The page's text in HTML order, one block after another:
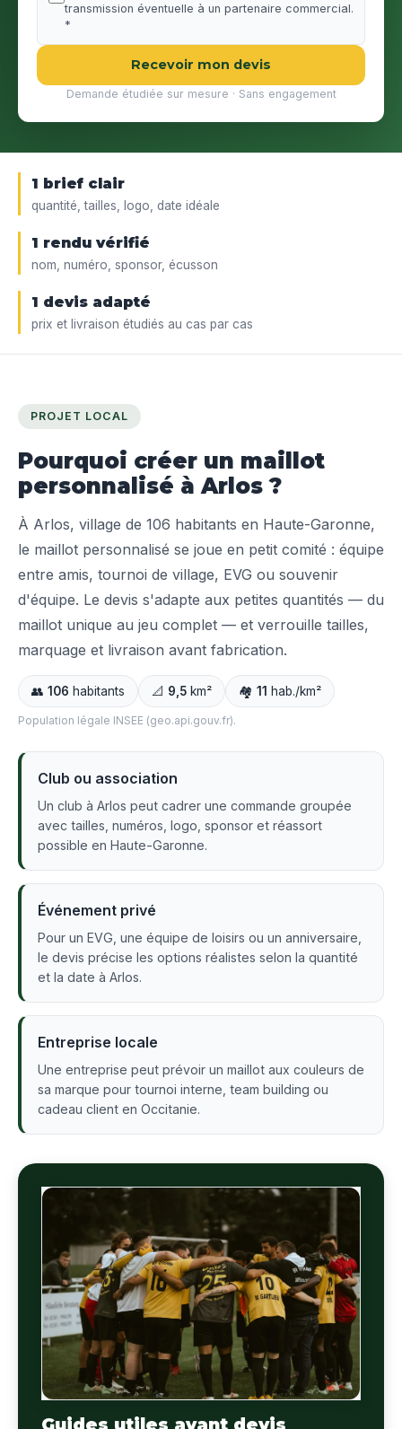
transmission éventuelle à un partenaire commercial.
*
Recevoir mon devis
Demande étudiée sur mesure · Sans engagement
1 brief clair
quantité, tailles, logo, date idéale
1 rendu vérifié
nom, numéro, sponsor, écusson
1 devis adapté
prix et livraison étudiés au cas par cas
PROJET LOCAL
Pourquoi créer un maillot
personnalisé à Arlos ?
À Arlos, village de 106 habitants en Haute-Garonne,
le maillot personnalisé se joue en petit comité : équipe
entre amis, tournoi de village, EVG ou souvenir
d'équipe. Le devis s'adapte aux petites quantités — du
maillot unique au jeu complet — et verrouille tailles,
marquage et livraison avant fabrication.
👥 106 habitants 📐 9,5 km² 🏘️ 11 hab./km²
Population légale INSEE (geo.api.gouv.fr).
Club ou association
Un club à Arlos peut cadrer une commande groupée
avec tailles, numéros, logo, sponsor et réassort
possible en Haute-Garonne.
Événement privé
Pour un EVG, une équipe de loisirs ou un anniversaire,
le devis précise les options réalistes selon la quantité
et la date à Arlos.
Entreprise locale
Une entreprise peut prévoir un maillot aux couleurs de
sa marque pour tournoi interne, team building ou
cadeau client en Occitanie.
Guides utiles avant devis